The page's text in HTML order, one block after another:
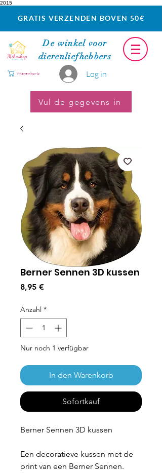
2015
GRATIS VERZENDEN BOVEN 50€
De winkel voor
dierenliefhebbers
Log in
Warenkorb
Vul de gegevens in
Berner Sennen 3D kussen
8,95 €Preis
Anzahl *
Nur noch 1 verfügbar
In den Warenkorb
Sofortkauf
Berner Sennen 3D kussen
Een decoratieve kussen met de
print van een Berner Sennen.